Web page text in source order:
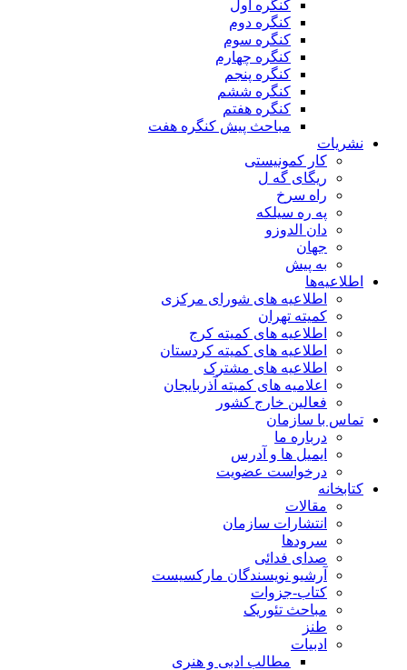
کنگره اول
کنگره دوم
کنگره سوم
کنگره چهارم
کنگره پنجم
کنگره ششم
کنگره هفتم
مباحث پیش کنگره هفت
نشریات
کار کمونیستی
ریگای گه ل
راه سرخ
په ره سیلکه
دان الدوزو
جهان
به پیش
اطلاعیه‌ها
اطلاعیه های شورای مرکزی
کمیته تهران
اطلاعیه های کمیته کرج
اطلاعیه های کمیته کردستان
اطلاعیه های مشترک
اعلامیه های کمیته آذربایجان
فعالین خارج کشور
تماس با سازمان
درباره ما
ایمیل ها و آدرس
درخواست عضویت
کتابخانه
مقالات
انتشارات سازمان
سرودها
صدای فدائی
آرشیو نویسندگان مارکسیست
کتاب-جزوات
مباحث تئوریک
طنز
ادبیات
مطالب ادبی و هنری